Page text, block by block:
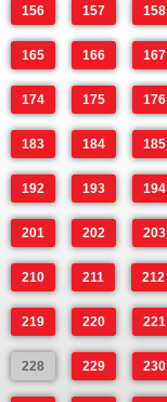
156 157 158
165 166 167
174 175 176
183 184 185
192 193 194
201 202 203
210 211 212
219 220 221
228 229 230